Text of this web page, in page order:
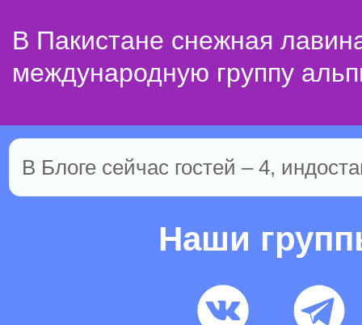
В Пакистане снежная
международную группу
В Блоге сейчас гостей – 4,
Наши